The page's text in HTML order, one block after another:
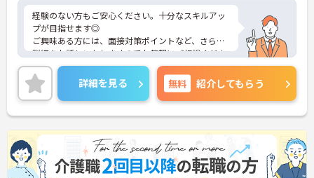
経験のない方もご安心ください。十分なスキルアッ
プが目指せます◎
ご興味ある方には、面接対策ポイントなど、さらに
詳細をお話しいたしますのでお気軽にご相談くださ
い！
詳細を見る 無料 紹介してもらう